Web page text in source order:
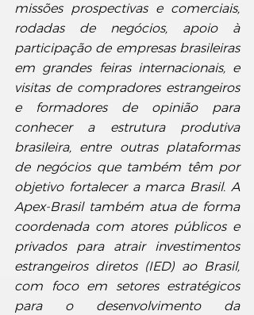
missões prospectivas e comerciais,
rodadas de negócios, apoio à
participação de empresas brasileiras
em grandes feiras internacionais, e
visitas de compradores estrangeiros
e formadores de opinião para
conhecer a estrutura produtiva
brasileira, entre outras plataformas
de negócios que também têm por
objetivo fortalecer a marca Brasil. A
Apex-Brasil também atua de forma
coordenada com atores públicos e
privados para atrair investimentos
estrangeiros diretos (IED) ao Brasil,
com foco em setores estratégicos
para o desenvolvimento da